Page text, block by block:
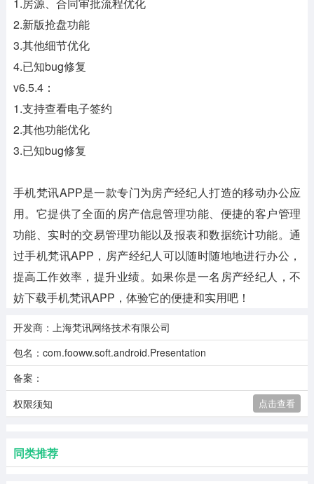
1.房源、合同审批流程优化
2.新版抢盘功能
3.其他细节优化
4.已知bug修复
v6.5.4：
1.支持查看电子签约
2.其他功能优化
3.已知bug修复
手机梵讯APP是一款专门为房产经纪人打造的移动办公应
用。它提供了全面的房产信息管理功能、便捷的客户管理
功能、实时的交易管理功能以及报表和数据统计功能。通
过手机梵讯APP，房产经纪人可以随时随地地进行办公，
提高工作效率，提升业绩。如果你是一名房产经纪人，不
妨下载手机梵讯APP，体验它的便捷和实用吧！
开发商：上海梵讯网络技术有限公司
包名：com.fooww.soft.android.Presentation
备案：
权限须知
点击查看
同类推荐